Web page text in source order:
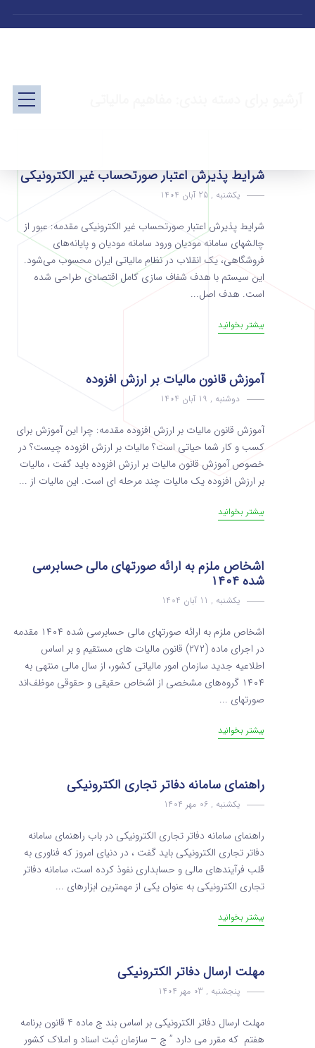
شرایط پذیرش اعتبار صورتحساب غیر الکترونیکی
یکشنبه , 25 آبان 1404
شرایط پذیرش اعتبار صورتحساب غیر الکترونیکی مقدمه: عبور از
چالشهای سامانه مودیان ورود سامانه مودیان و پایانه‌های
فروشگاهی، یک انقلاب در نظام مالیاتی ایران محسوب می‌شود.
این سیستم با هدف شفاف سازی کامل اقتصادی طراحی شده
است. هدف اصل...
بیشتر بخوانید
آموزش قانون مالیات بر ارزش افزوده
دوشنبه , 19 آبان 1404
آموزش قانون مالیات بر ارزش افزوده مقدمه: چرا این آموزش برای
کسب و کار شما حیاتی است؟ مالیات بر ارزش افزوده چیست؟ در
خصوص آموزش قانون مالیات بر ارزش افزوده باید گفت ، مالیات
بر ارزش افزوده یک مالیات چند مرحله ای است. این مالیات از ...
بیشتر بخوانید
اشخاص ملزم به ارائه صورتهای مالی حسابرسی
شده ۱۴۰۴
یکشنبه , 11 آبان 1404
اشخاص ملزم به ارائه صورتهای مالی حسابرسی شده ۱۴۰۴ مقدمه
در اجرای ماده (۲۷۲) قانون مالیات های مستقیم و بر اساس
اطلاعیه جدید سازمان امور مالیاتی کشور، از سال مالی منتهی به
۱۴۰۴ گروه‌های مشخصی از اشخاص حقیقی و حقوقی موظف‌اند
صورتهای ...
بیشتر بخوانید
راهنمای سامانه دفاتر تجاری الکترونیکی
یکشنبه , 06 مهر 1404
راهنمای سامانه دفاتر تجاری الکترونیکی در باب راهنمای سامانه
دفاتر تجاری الکترونیکی باید گفت ، در دنیای امروز که فناوری به
قلب فرآیندهای مالی و حسابداری نفوذ کرده است، سامانه دفاتر
تجاری الکترونیکی به عنوان یکی از مهمترین ابزارهای ...
بیشتر بخوانید
مهلت ارسال دفاتر الکترونیکی
پنجشنبه , 03 مهر 1404
مهلت ارسال دفاتر الکترونیکی بر اساس بند ج ماده 4 قانون برنامه
هفتم که مقرر می دارد ” ج – سازمان ثبت اسناد و املاک کشور